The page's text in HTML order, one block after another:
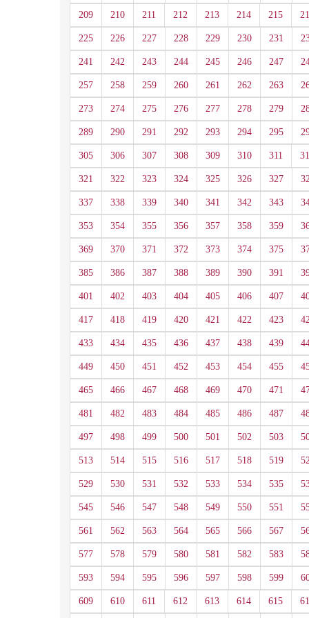
209 210 211 212 213 214 215
225 226 227 228 229 230 231
241 242 243 244 245 246 247
257 258 259 260 261 262 263
273 274 275 276 277 278 279
289 290 291 292 293 294 295
305 306 307 308 309 310 311
321 322 323 324 325 326 327
337 338 339 340 341 342 343
353 354 355 356 357 358 359
369 370 371 372 373 374 375
385 386 387 388 389 390 391
401 402 403 404 405 406 407
417 418 419 420 421 422 423
433 434 435 436 437 438 439
449 450 451 452 453 454 455
465 466 467 468 469 470 471
481 482 483 484 485 486 487
497 498 499 500 501 502 503
513 514 515 516 517 518 519
529 530 531 532 533 534 535
545 546 547 548 549 550 551
561 562 563 564 565 566 567
577 578 579 580 581 582 583
593 594 595 596 597 598 599
609 610 611 612 613 614 615